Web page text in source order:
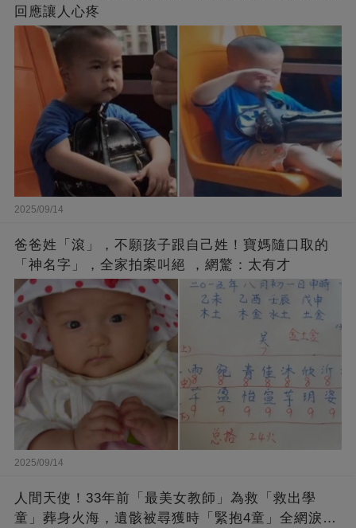
回應讓人心疼
2025/09/14
爸爸姓「滾」，不願孩子跟自己姓！寶媽隨口取的
「神名字」，全家拍案叫絕 ，網驚：太有才
2025/09/14
人間天使！33年前「最美女教師」為救「救出學
童」葬身火海，遺骸被尋獲時「緊抱4童」全網淚